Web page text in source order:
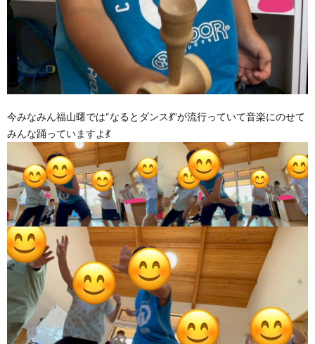
今みなみん福山曙では“なるとダンス💃”が流行っていて音楽にのせて
みんな踊っていますよ💃